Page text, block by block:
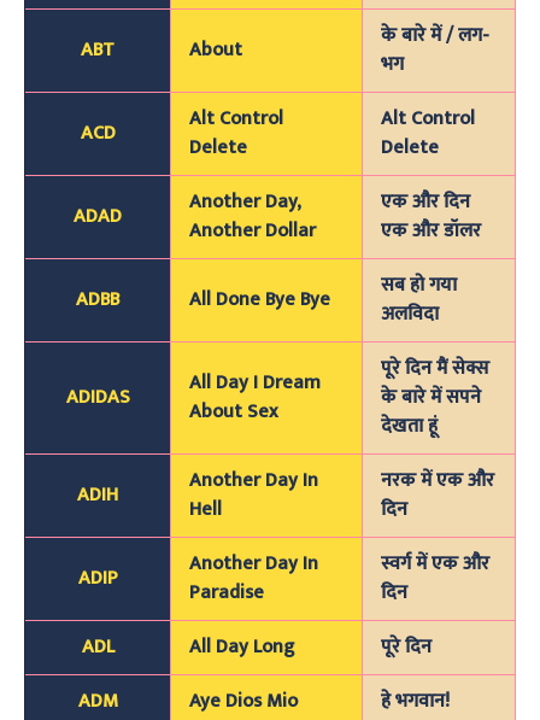
ABT About
के बारे में / लग-
भग
ACD
Alt Control
Delete
Alt Control
Delete
ADAD
Another Day,
Another Dollar
एक और दिन
एक और डॉलर
ADBB All Done Bye Bye
सब हो गया
अलविदा
ADIDAS
All Day I Dream
About Sex
पूरे दिन मैं सेक्स
के बारे में सपने
देखता हूं
ADIH
Another Day In
Hell
नरक में एक और
दिन
ADIP
Another Day In
Paradise
स्वर्ग में एक और
दिन
ADL
All Day Long
पूरे दिन
ADM
Aye Dios Mio
हे भगवान!